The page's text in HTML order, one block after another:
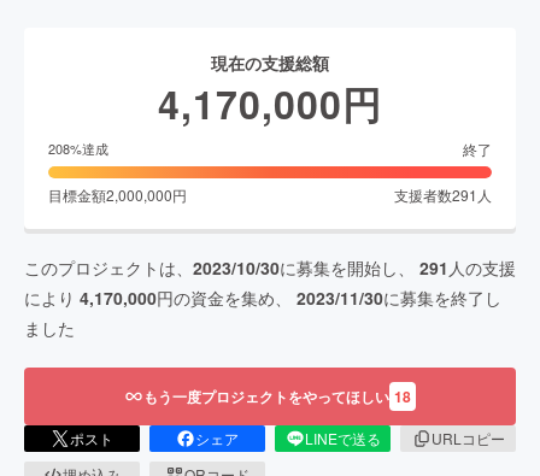
現在の支援総額
4,170,000円
208%達成 終了
目標金額2,000,000円 支援者数291 人
このプロジェクトは、 2023/10/30に募集を開始し、 291 人の支援
により 4,170,000円の資金を集め、 2023/11/30に募集を終了し
ました
もう一度プロジェクトをやってほしい 18
ポスト シェア LINEで送る
URLコピー